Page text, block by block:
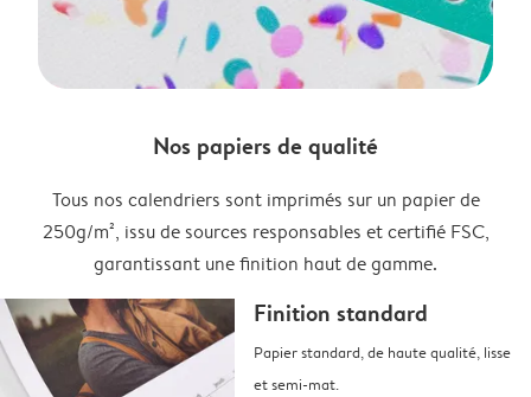
Nos papiers de qualité
Tous nos calendriers sont imprimés sur un papier de
250g/m², issu de sources responsables et certifié FSC,
garantissant une finition haut de gamme.
Finition standard
Papier standard, de haute qualité, lisse
et semi-mat.